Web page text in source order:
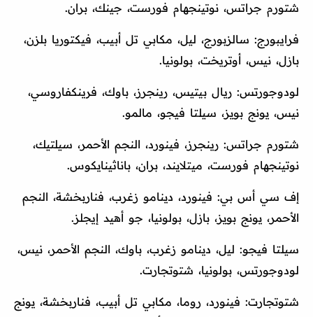
شتورم جراتس، نوتينجهام فورست، جينك، بران.
فرايبورج: سالزبورج، ليل، مكابي تل أبيب، فيكتوريا بلزن،
بازل، نيس، أوتريخت، بولونيا.
لودوجورتس: ريال بيتيس، رينجرز، باوك، فرينكفاروسي،
نيس، يونج بويز، سيلتا فيجو، مالمو.
شتورم جراتس: رينجرز، فينورد، النجم الأحمر، سيلتيك،
نوتينجهام فورست، ميتلايند، بران، باناثينايكوس.
إف سي أس بي: فينورد، دينامو زغرب، فناربخشة، النجم
الأحمر، يونج بويز، بازل، بولونيا، جو أهيد إيجلز.
سيلتا فيجو: ليل، دينامو زغرب، باوك، النجم الأحمر، نيس،
لودوجورتس، بولونيا، شتوتجارت.
شتوتجارت: فينورد، روما، مكابي تل أبيب، فناربخشة، يونج